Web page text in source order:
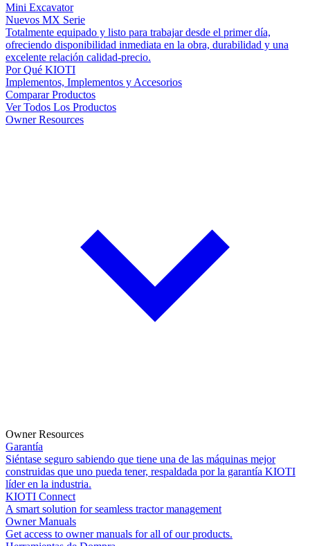
Mini Excavator
Nuevos MX Serie
Totalmente equipado y listo para trabajar desde el primer día,
ofreciendo disponibilidad inmediata en la obra, durabilidad y una
excelente relación calidad-precio.
Por Qué KIOTI
Implementos, Implementos y Accesorios
Comparar Productos
Ver Todos Los Productos
Owner Resources
Owner Resources
Garantía
Siéntase seguro sabiendo que tiene una de las máquinas mejor
construidas que uno pueda tener, respaldada por la garantía KIOTI
líder en la industria.
KIOTI Connect
A smart solution for seamless tractor management
Owner Manuals
Get access to owner manuals for all of our products.